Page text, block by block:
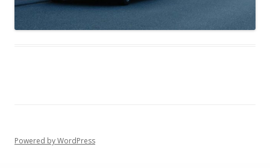
Powered by WordPress